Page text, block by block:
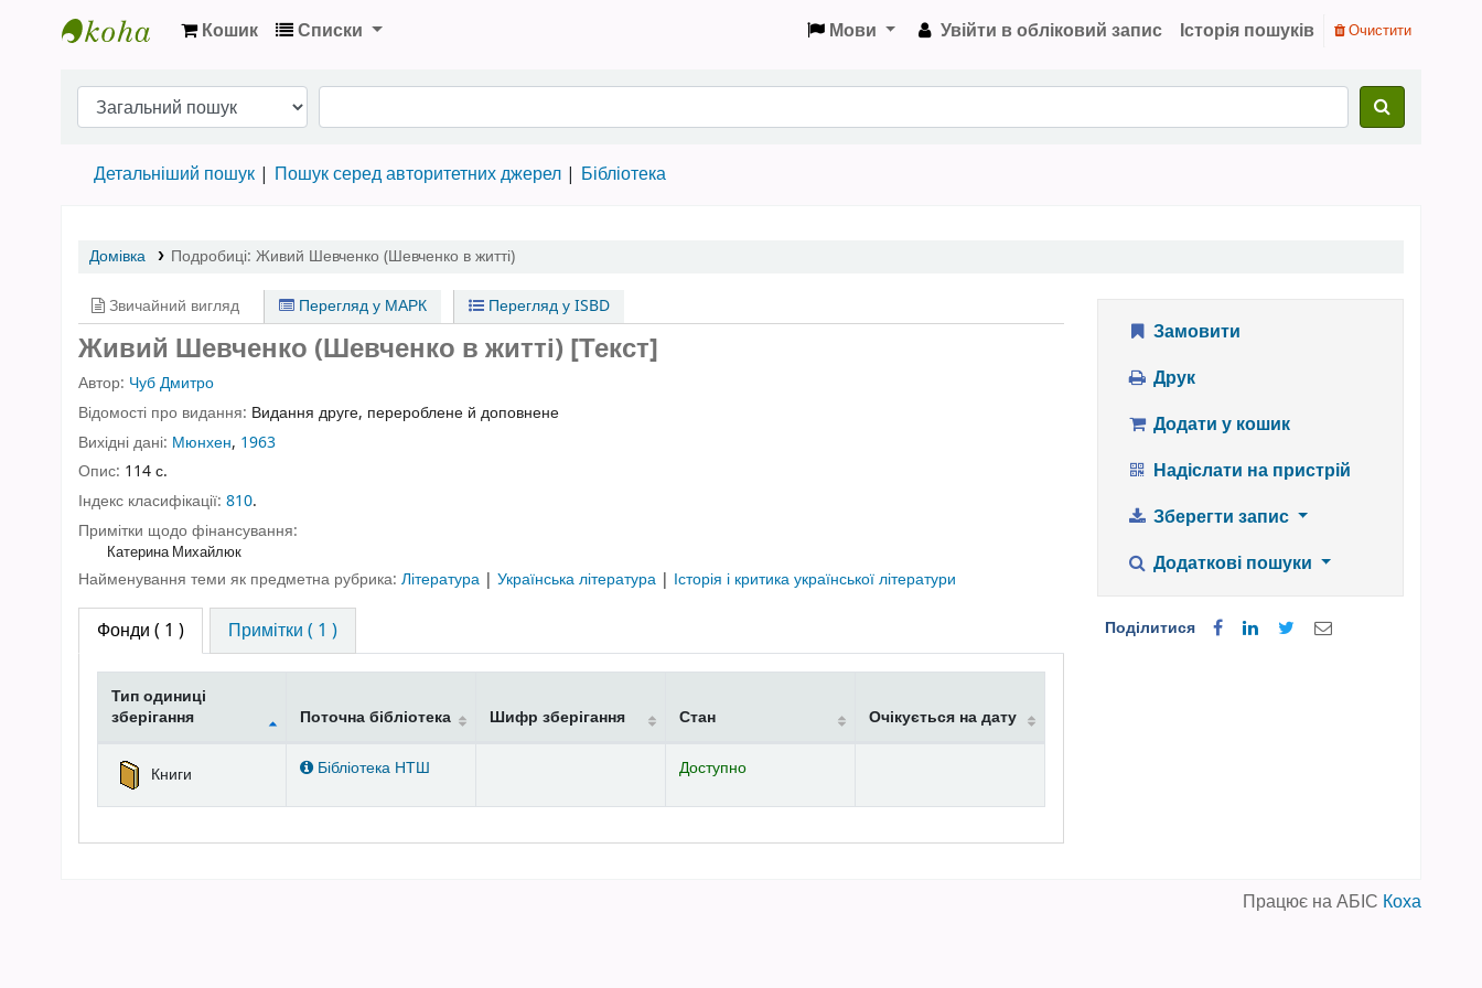
Кошик Списки Мови Увійти в обліковий запис Історія пошуків Очистити
Детальніший пошук Пошук серед авторитетних джерел Бібліотека
Домівка Подробиці: Живий Шевченко (Шевченко в житті)
Звичайний вигляд Перегляд у МАРК Перегляд у ISBD
Живий Шевченко (Шевченко в житті) [Текст]
Автор: Чуб Дмитро
Відомості про видання: Видання друге, перероблене й доповнене
Вихідні дані: Мюнхен, 1963
Опис: 114 с.
Індекс класифікації: 810.
Примітки щодо фінансування:
Катерина Михайлюк
Найменування теми як предметна рубрика: Література | Українська література | Історія і критика української літератури
Фонди ( 1 ) Примітки ( 1 )
Тип одиниці
зберігання
Поточна бібліотека Шифр зберігання Стан Очікується на дату
Книги Бібліотека НТШ Доступно
Замовити
Друк
Додати у кошик
Надіслати на пристрій
Зберегти запис
Додаткові пошуки
Поділитися
Працює на АБІС Коха